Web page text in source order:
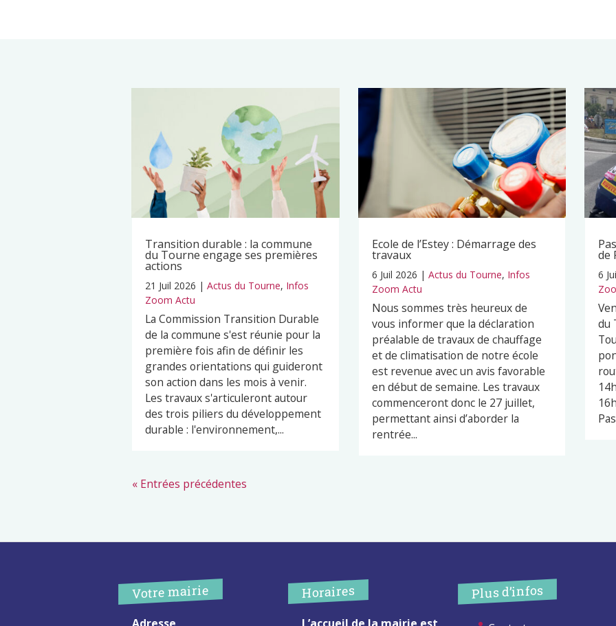
Transition durable : la commune
du Tourne engage ses premières
actions
21 Juil 2026 | Actus du Tourne, Infos
Zoom Actu
La Commission Transition Durable
de la commune s'est réunie pour la
première fois afin de définir les
grandes orientations qui guideront
son action dans les mois à venir.
Les travaux s'articuleront autour
des trois piliers du développement
durable : l'environnement,...
Ecole de l’Estey : Démarrage des
travaux
6 Juil 2026 | Actus du Tourne, Infos
Zoom Actu
Nous sommes très heureux de
vous informer que la déclaration
préalable de travaux de chauffage
et de climatisation de notre école
est revenue avec un avis favorable
en début de semaine. Les travaux
commenceront donc le 27 juillet,
permettant ainsi d’aborder la
rentrée...
de
6
du
« Entrées précédentes
Votre mairie Horaires Plus d’infos